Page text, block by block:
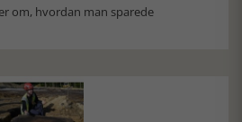
om, hvordan man sparede